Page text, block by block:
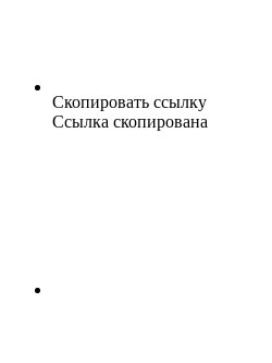
Скопировать ссылку
Ссылка скопирована